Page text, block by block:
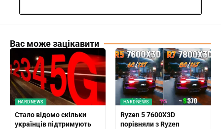
Вас може зацікавити
HARDNEWS
Стало відомо скільки
українців підтримують
HARDNEWS
Ryzen 5 7600X3D
порівняли з Ryzen